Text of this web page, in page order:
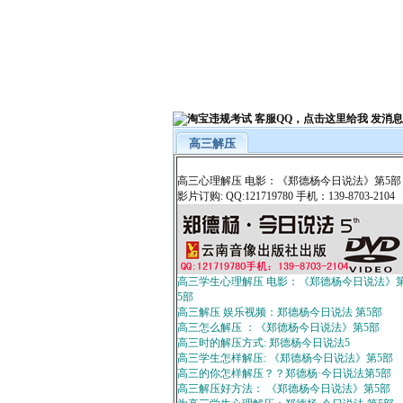
高三解压
高三心理解压 电影：《郑德杨今日说法》第5部
影片订购: QQ:121719780 手机：139-8703-2104
高三学生心理解压 电影：《郑德杨今日说法》
5部
高三解压 娱乐视频：郑德杨今日说法 第5部
高三怎么解压 ：《郑德杨今日说法》第5部
高三时的解压方式: 郑德杨今日说法5
高三学生怎样解压: 《郑德杨今日说法》第5部
高三的你怎样解压？？郑德杨·今日说法第5部
高三解压好方法： 《郑德杨今日说法》第5部